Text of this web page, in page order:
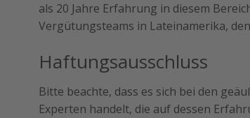
als 20 Jahre Erfahrung in diesem
Vergütungsteams in Lateinamerika,
Haftungsausschluss
Bitte beachte, dass es sich bei den
Experten handelt, die auf dessen